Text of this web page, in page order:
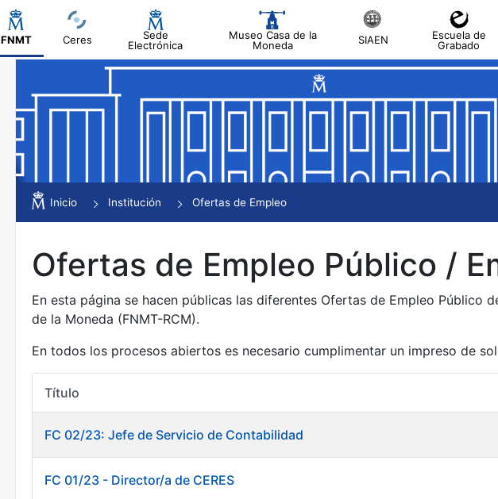
FNMT Ceres
Sede
Electrónica
Museo Casa de la
Moneda
SIAEN
Escuela de
Grabado
Mostrar/Ocultar
Mostrar/Ocultar
Mostrar/Ocultar
Mostrar/Ocultar
Inicio Institución Ofertas de Empleo
Ofertas de Empleo Público /
En esta página se hacen públicas las diferentes Ofertas de Empleo Público
de la Moneda (FNMT-RCM).
En todos los procesos abiertos es necesario cumplimentar un impreso de
Título
FC 02/23: Jefe de Servicio de Contabilidad
FC 01/23 - Director/a de CERES